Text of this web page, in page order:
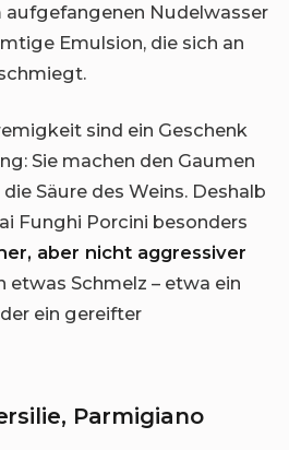
Nudelwasser
Emulsion, die sich an
sind ein Geschenk
Sie machen den Gaumen
Säure des Weins. Deshalb
Funghi Porcini besonders
aber nicht aggressiver
etwas Schmelz – etwa ein
ein gereifter
Parmigiano